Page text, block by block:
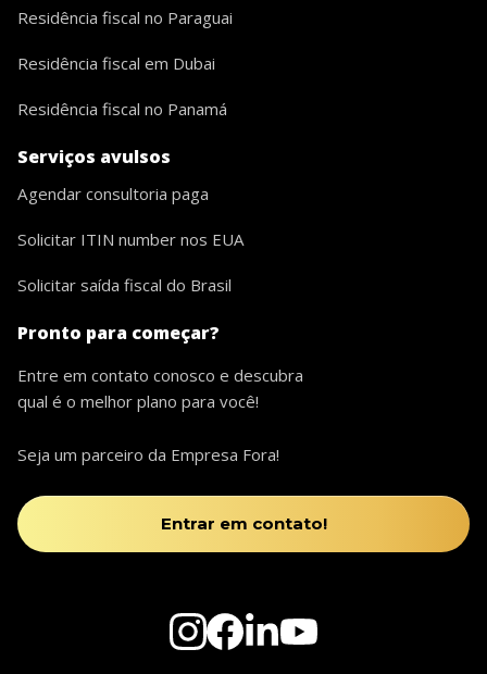
Residência fiscal no Paraguai
Residência fiscal em Dubai
Residência fiscal no Panamá
Serviços avulsos
Agendar consultoria paga
Solicitar ITIN number nos EUA
Solicitar saída fiscal do Brasil
Pronto para começar?
Entre em contato conosco e descubra
qual é o melhor plano para você!
Seja um parceiro da Empresa Fora!
Entrar em contato!